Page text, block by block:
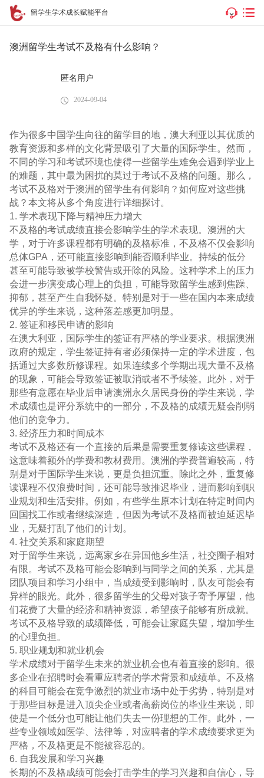
留学生学术成长赋能平台
澳洲留学生考试不及格有什么影响？
匿名用户
2024-09-04
作为很多中国学生向往的留学目的地，澳大利亚以其优质的
教育资源和多样的文化背景吸引了大量的国际学生。然而，
不同的学习和考试环境也使得一些留学生难免会遇到学业上
的难题，其中最为困扰的莫过于考试不及格的问题。那么，
考试不及格对于澳洲的留学生有何影响？如何应对这些挑
战？本文将从多个角度进行详细探讨。
1. 学术表现下降与精神压力增大
不及格的考试成绩直接会影响学生的学术表现。澳洲的大
学，对于许多课程都有明确的及格标准，不及格不仅会影响
总体GPA，还可能直接影响到能否顺利毕业。持续的低分
甚至可能导致被学校警告或开除的风险。这种学术上的压力
会进一步演变成心理上的负担，可能导致留学生感到焦躁、
抑郁，甚至产生自我怀疑。特别是对于一些在国内本来成绩
优异的学生来说，这种落差感更加明显。
2. 签证和移民申请的影响
在澳大利亚，国际学生的签证有严格的学业要求。根据澳洲
政府的规定，学生签证持有者必须保持一定的学术进度，包
括通过大多数所修课程。如果连续多个学期出现大量不及格
的现象，可能会导致签证被取消或者不予续签。此外，对于
那些有意愿在毕业后申请澳洲永久居民身份的学生来说，学
术成绩也是评分系统中的一部分，不及格的成绩无疑会削弱
他们的竞争力。
3. 经济压力和时间成本
考试不及格还有一个直接的后果是需要重复修读这些课程，
这意味着额外的学费和教材费用。澳洲的学费普遍较高，特
别是对于国际学生来说，更是负担沉重。除此之外，重复修
读课程不仅浪费时间，还可能导致推迟毕业，进而影响到职
业规划和生活安排。例如，有些学生原本计划在特定时间内
回国找工作或者继续深造，但因为考试不及格而被迫延迟毕
业，无疑打乱了他们的计划。
4. 社交关系和家庭期望
对于留学生来说，远离家乡在异国他乡生活，社交圈子相对
有限。考试不及格可能会影响到与同学之间的关系，尤其是
团队项目和学习小组中，当成绩受到影响时，队友可能会有
异样的眼光。此外，很多留学生的父母对孩子寄予厚望，他
们花费了大量的经济和精神资源，希望孩子能够有所成就。
考试不及格导致的成绩降低，可能会让家庭失望，增加学生
的心理负担。
5. 职业规划和就业机会
学术成绩对于留学生未来的就业机会也有着直接的影响。很
多企业在招聘时会看重应聘者的学术背景和成绩单。不及格
的科目可能会在竞争激烈的就业市场中处于劣势，特别是对
于那些目标是进入顶尖企业或者高薪岗位的毕业生来说，即
使是一个低分也可能让他们失去一份理想的工作。此外，一
些专业领域如医学、法律等，对应聘者的学术成绩要求更为
严格，不及格更是不能被容忍的。
6. 自我发展和学习兴趣
长期的不及格成绩可能会打击学生的学习兴趣和自信心，导